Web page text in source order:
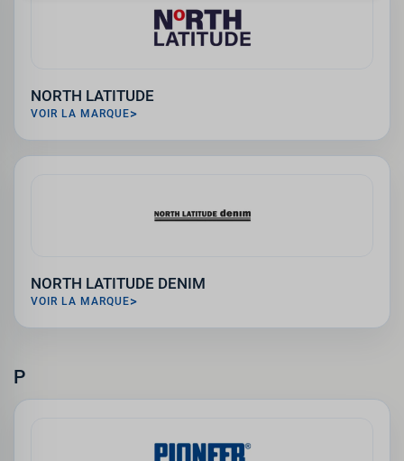
NORTH LATITUDE
VOIR LA MARQUE
NORTH LATITUDE DENIM
VOIR LA MARQUE
P